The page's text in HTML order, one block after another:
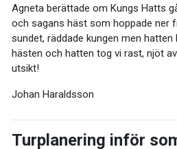
Agneta berättade om Kungs Hatts
och sagans häst som hoppade ner
sundet, räddade kungen men hatten
hästen och hatten tog vi rast, njöt
utsikt!
Johan Haraldsson
Turplanering inför